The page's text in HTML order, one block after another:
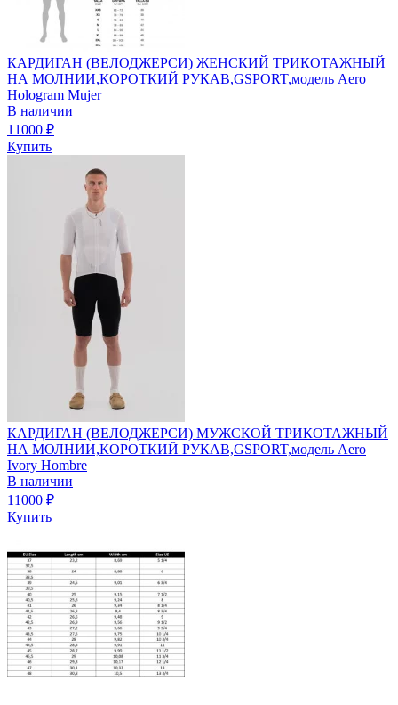
КАРДИГАН (ВЕЛОДЖЕРСИ) ЖЕНСКИЙ ТРИКОТАЖНЫЙ
НА МОЛНИИ,КОРОТКИЙ РУКАВ,GSPORT,модель Aero
Hologram Mujer
В наличии
11000 ₽
Купить
КАРДИГАН (ВЕЛОДЖЕРСИ) МУЖСКОЙ ТРИКОТАЖНЫЙ
НА МОЛНИИ,КОРОТКИЙ РУКАВ,GSPORT,модель Aero
Ivory Hombre
В наличии
11000 ₽
Купить